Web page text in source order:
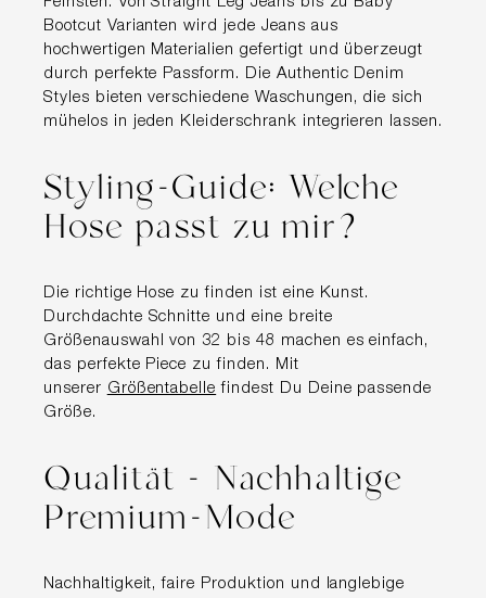
Bootcut Varianten wird jede Jeans aus
hochwertigen Materialien gefertigt und überzeugt
durch perfekte Passform. Die Authentic Denim
Styles bieten verschiedene Waschungen, die sich
mühelos in jeden Kleiderschrank integrieren lassen.
Styling-Guide: Welche
Hose passt zu mir?
Die richtige Hose zu finden ist eine Kunst.
Durchdachte Schnitte und eine breite
Größenauswahl von 32 bis 48 machen es einfach,
das perfekte Piece zu finden. Mit
unserer Größentabelle findest Du Deine passende
Größe.
Qualität - Nachhaltige
Premium-Mode
Nachhaltigkeit, faire Produktion und langlebige